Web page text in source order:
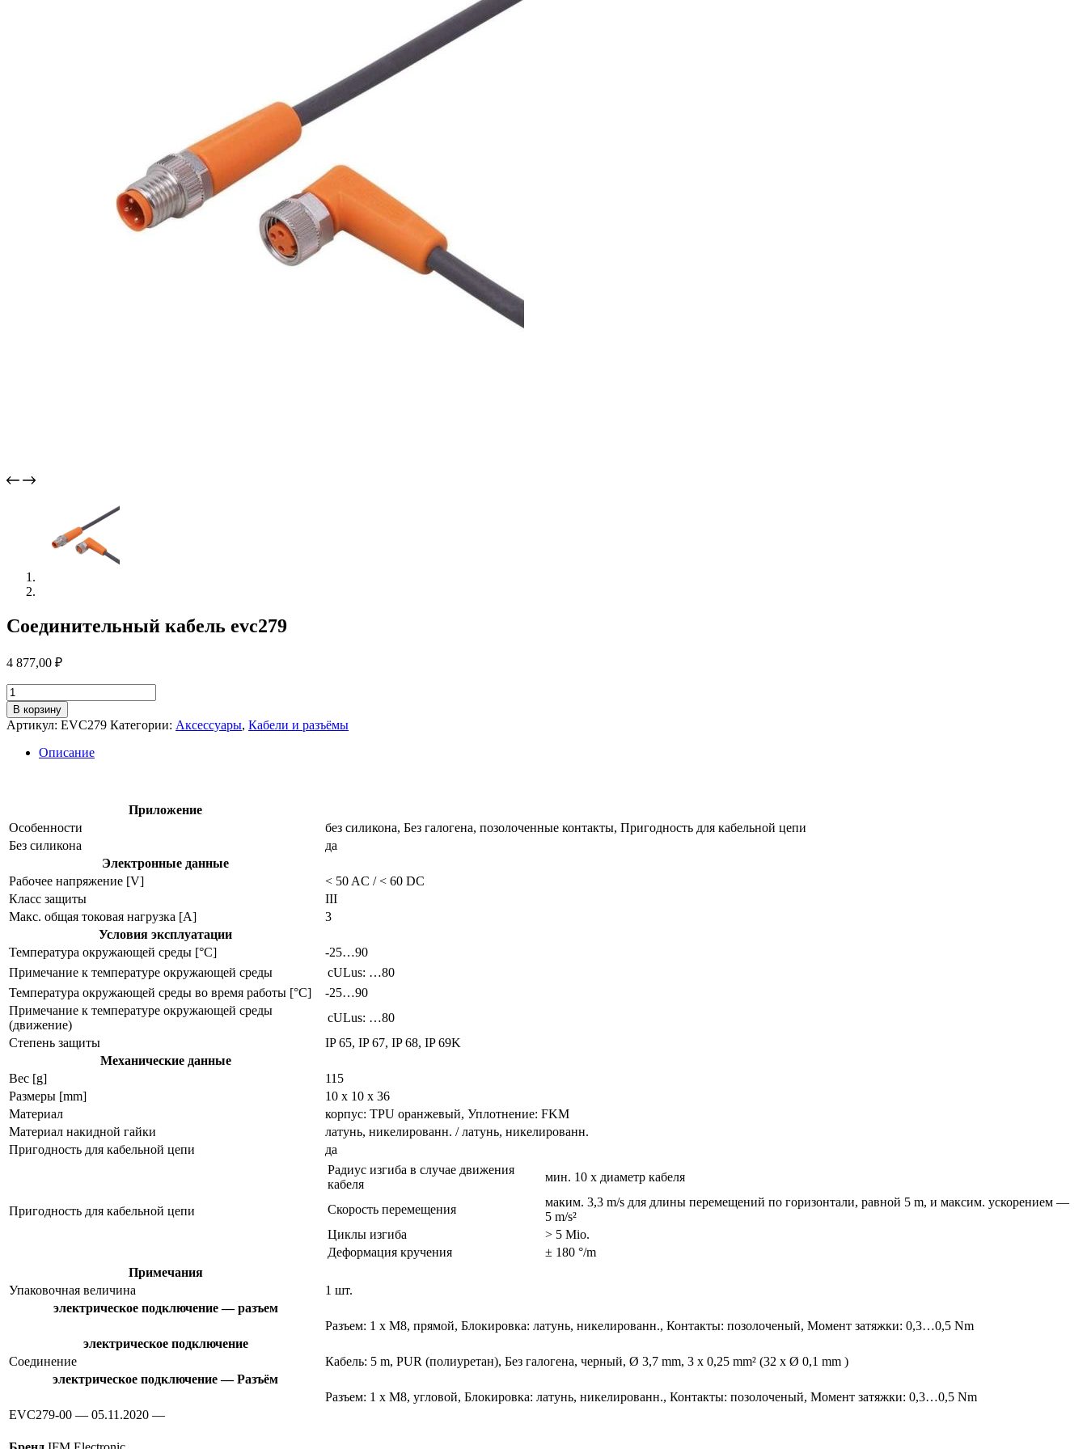
Соединительный кабель evc279
4 877,00 ₽
Количество
товара
Соединительный
кабель
evc279
В корзину
Артикул: EVC279 Категории: Аксессуары, Кабели и разъёмы
Описание
Приложение
Особенности
без силикона, Без галогена, позолоченные контакты, Пригодность для кабельной цепи
Без силикона
да
Электронные данные
Рабочее напряжение [V]
< 50 AC / < 60 DC
Класс защиты
III
Макс. общая токовая нагрузка [A]
3
Условия эксплуатации
Температура окружающей среды [°C]
-25…90
Примечание к температуре окружающей среды
cULus: …80
Температура окружающей среды во время работы [°C]
-25…90
Примечание к температуре окружающей среды
(движение)
cULus: …80
Степень защиты
IP 65, IP 67, IP 68, IP 69K
Механические данные
Вес [g]
115
Размеры [mm]
10 x 10 x 36
Материал
корпус: TPU оранжевый, Уплотнение: FKM
Материал накидной гайки
латунь, никелированн. / латунь, никелированн.
Пригодность для кабельной цепи
да
Пригодность для кабельной цепи
Радиус изгиба в случае движения
кабеля
мин. 10 x диаметр кабеля
Скорость перемещения
маким. 3,3 m/s для длины перемещений по горизонтали, равной 5 m, и максим. ускорением —
5 m/s²
Циклы изгиба
> 5 Mio.
Деформация кручения
± 180 °/m
Примечания
Упаковочная величина
1 шт.
электрическое подключение — разъем
Разъем: 1 x M8, прямой, Блокировка: латунь, никелированн., Контакты: позолоченый, Момент затяжки: 0,3…0,5 Nm
электрическое подключение
Соединение
Кабель: 5 m, PUR (полиуретан), Без галогена, черный, Ø 3,7 mm, 3 x 0,25 mm² (32 x Ø 0,1 mm )
электрическое подключение — Разъём
Разъем: 1 x M8, угловой, Блокировка: латунь, никелированн., Контакты: позолоченый, Момент затяжки: 0,3…0,5 Nm
EVC279-00 — 05.11.2020 —